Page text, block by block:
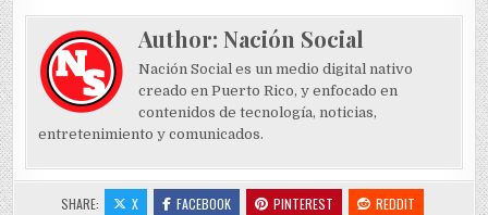
Author:Nación Social
Nación Social es un medio digital nativo
creado en Puerto Rico, y enfocado en
contenidos de tecnología, noticias,
entretenimiento y comunicados.
SHARE: X FACEBOOK PINTEREST
REDDIT